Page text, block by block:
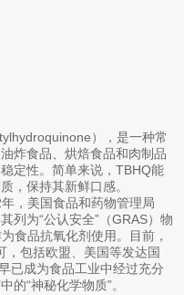
），是一种常
炸食品、烘焙食品和肉制品
定性。简单来说，TBHQ能
，保持其新鲜口感。
，美国食品和药物管理局
列为“公认安全”（GRAS）物
食品抗氧化剂使用。目前，
，包括欧盟、美国等发达国
已成为食品工业中经过充分
的“神秘化学物质”。